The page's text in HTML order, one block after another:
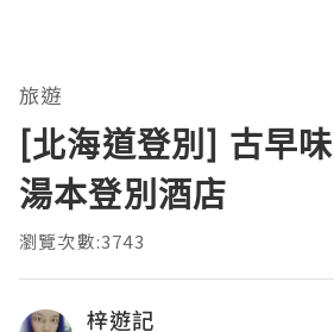
旅遊
[北海道登別] 古早
湯本登別酒店
瀏覽次數:3743
梓遊記